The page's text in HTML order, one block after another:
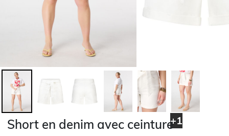
+1
Short en denim avec ceinture